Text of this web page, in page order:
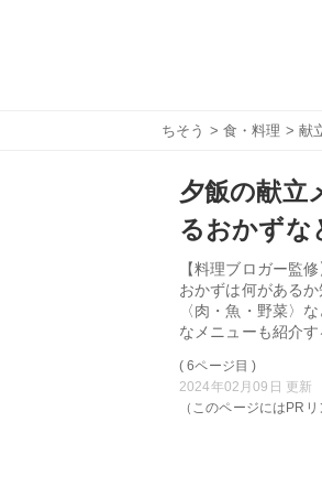
ちそう > 食・料理 >献
夕飯の献立
るおかずな
【料理ブロガー監
おかずは何がある
〈肉・魚・野菜〉
なメニューも紹介
( 6ページ目 )
2024年02月09日 更新
（このページにはPR